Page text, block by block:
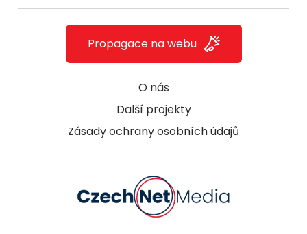
O nás
Další projekty
Zásady ochrany osobních údajů
Propagace na webu